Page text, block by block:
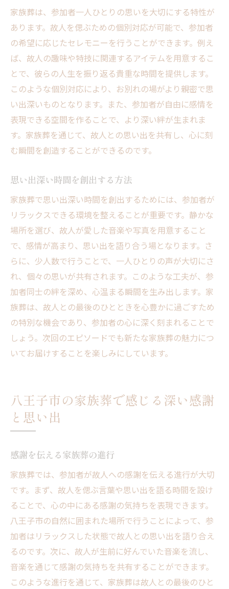
家族葬は、参加者一人ひとりの思いを大切にする特性が
あります。故人を偲ぶための個別対応が可能で、参加者
の希望に応じたセレモニーを行うことができます。例え
ば、故人の趣味や特技に関連するアイテムを用意するこ
とで、彼らの人生を振り返る貴重な時間を提供します。
このような個別対応により、お別れの場がより親密で思
い出深いものとなります。また、参加者が自由に感情を
表現できる空間を作ることで、より深い絆が生まれま
す。家族葬を通じて、故人との思い出を共有し、心に刻
む瞬間を創造することができるのです。
思い出深い時間を創出する方法
家族葬で思い出深い時間を創出するためには、参加者が
リラックスできる環境を整えることが重要です。静かな
場所を選び、故人が愛した音楽や写真を用意すること
で、感情が高まり、思い出を語り合う場となります。さ
らに、少人数で行うことで、一人ひとりの声が大切にさ
れ、個々の思いが共有されます。このような工夫が、参
加者同士の絆を深め、心温まる瞬間を生み出します。家
族葬は、故人との最後のひとときを心豊かに過ごすため
の特別な機会であり、参加者の心に深く刻まれることで
しょう。次回のエピソードでも新たな家族葬の魅力につ
いてお届けすることを楽しみにしています。
八王子市の家族葬で感じる深い感謝
と思い出
感謝を伝える家族葬の進行
家族葬では、参加者が故人への感謝を伝える進行が大切
です。まず、故人を偲ぶ言葉や思い出を語る時間を設け
ることで、心の中にある感謝の気持ちを表現できます。
八王子市の自然に囲まれた場所で行うことによって、参
加者はリラックスした状態で故人との思い出を語り合え
るのです。次に、故人が生前に好んでいた音楽を流し、
音楽を通じて感謝の気持ちを共有することができます。
このような進行を通じて、家族葬は故人との最後のひと